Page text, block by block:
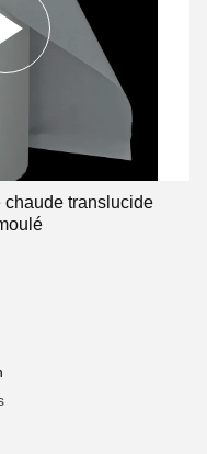
chaude translucide